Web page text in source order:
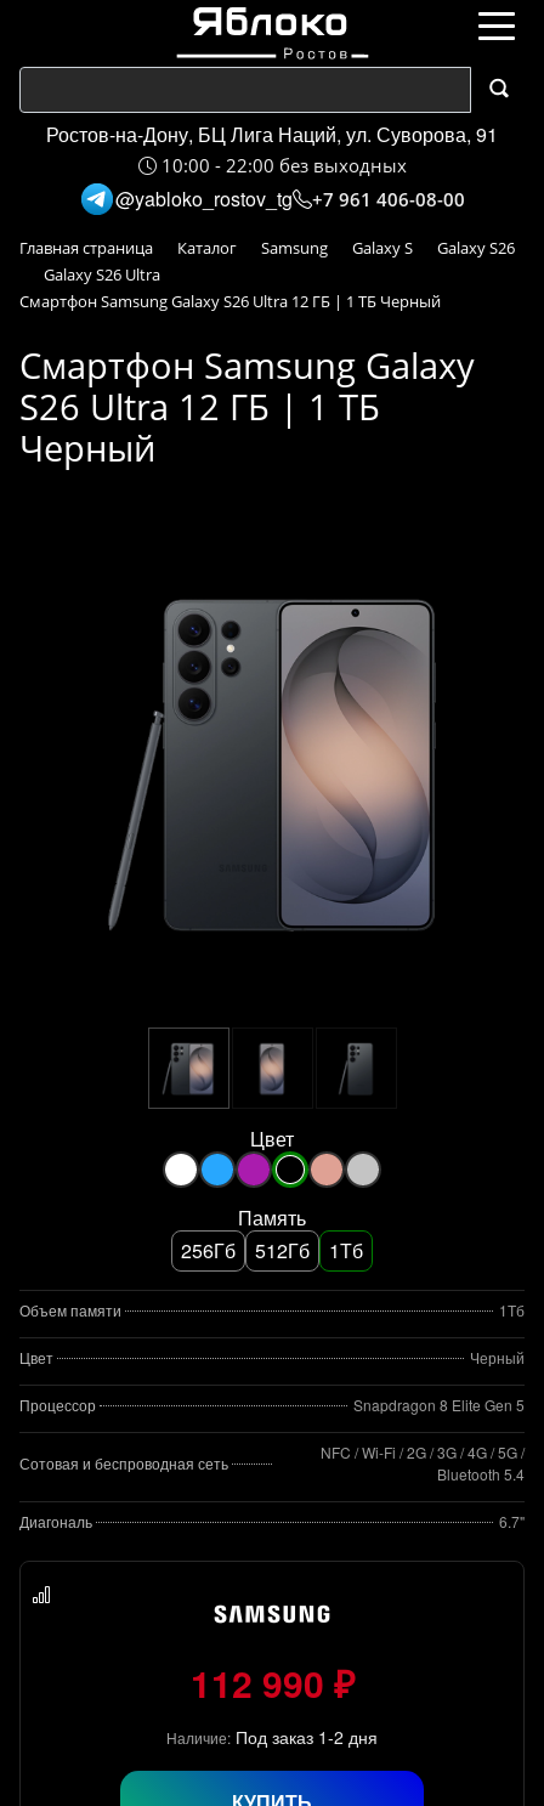
Ростов-на-Дону, БЦ Лига Наций, ул. Суворова, 91
10:00 - 22:00 без выходных
@yabloko_rostov_tg +7 961 406-08-00
Главная страница Каталог Samsung Galaxy S
Galaxy S26
Galaxy S26 Ultra
Смартфон Samsung Galaxy S26 Ultra 12 ГБ | 1 ТБ Черный
Смартфон Samsung Galaxy
S26 Ultra 12 ГБ | 1 ТБ
Черный
Цвет
Память
256Гб
512Гб 1Тб
Объем памяти 1Тб
Цвет Черный
Процессор Snapdragon 8 Elite Gen 5
Сотовая и беспроводная сеть
NFC / Wi-Fi / 2G / 3G / 4G / 5G /
Bluetooth 5.4
Диагональ 6.7"
112 990 ₽
Наличие: Под заказ 1-2 дня